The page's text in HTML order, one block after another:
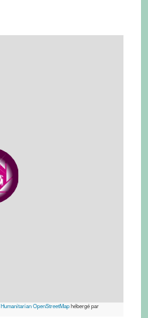
Humanitarian OpenStreetMaphébergé par